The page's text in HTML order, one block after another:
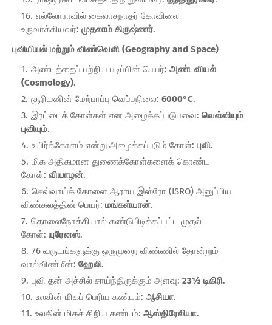
எல்லோராவில் கைலாசநாதர் கோவிலை
உருவாக்கியவர்: முதலாம் கிருஷ்ணர்.
புவியியல் மற்றும் விண்வெளி (Geography and Space)
அண்டத்தைப் பற்றிய படிப்பின் பெயர்: அண்டவியல்
(Cosmology).
சூரியனின் மேற்பரப்பு வெப்பநிலை: 6000°C.
இரட்டைக் கோள்கள் என அழைக்கப்படுபவை: வெள்ளியும்
புவியும்.
உயிர்க்கோளம் என்று அழைக்கப்படும் கோள்: புவி.
மிக அதிகமான துணைக்கோள்களைக் கொண்ட
கோள்: வியாழன்.
செவ்வாய்க் கோளை ஆராய இஸ்ரோ (ISRO) அனுப்பிய
விண்கலத்தின் பெயர்: மங்கள்யான்.
தொலைநோக்கியால் கண்டுபிடிக்கப்பட்ட முதல்
கோள்: யுரேனஸ்.
76 வருடங்களுக்கு ஒருமுறை விண்ணில் தோன்றும்
வால்விண்மீன்: ஹேலி.
புவி தன் அச்சில் சாய்ந்திருக்கும் அளவு: 23½ டிகிரி.
உலகின் மிகப் பெரிய கண்டம்: ஆசியா.
உலகின் மிகச் சிறிய கண்டம்: ஆஸ்திரேலியா.